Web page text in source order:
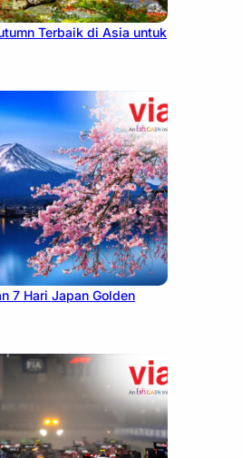
Terbaik di Asia untuk
7 Hari Japan Golden